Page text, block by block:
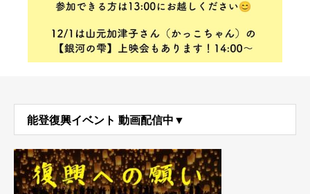
能登復興イベント 動画配信中▼